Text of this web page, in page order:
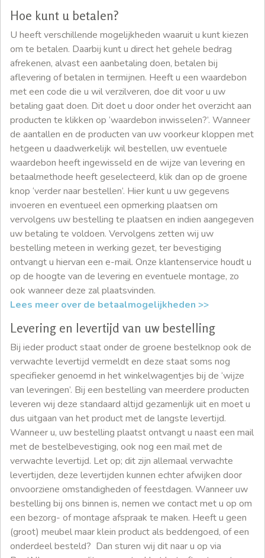
Hoe kunt u betalen?
U heeft verschillende mogelijkheden waaruit u kunt kiezen
om te betalen. Daarbij kunt u direct het gehele bedrag
afrekenen, alvast een aanbetaling doen, betalen bij
aflevering of betalen in termijnen. Heeft u een waardebon
met een code die u wil verzilveren, doe dit voor u uw
betaling gaat doen. Dit doet u door onder het overzicht aan
producten te klikken op ‘waardebon inwisselen?’. Wanneer
de aantallen en de producten van uw voorkeur kloppen met
hetgeen u daadwerkelijk wil bestellen, uw eventuele
waardebon heeft ingewisseld en de wijze van levering en
betaalmethode heeft geselecteerd, klik dan op de groene
knop ‘verder naar bestellen’. Hier kunt u uw gegevens
invoeren en eventueel een opmerking plaatsen om
vervolgens uw bestelling te plaatsen en indien aangegeven
uw betaling te voldoen. Vervolgens zetten wij uw
bestelling meteen in werking gezet, ter bevestiging
ontvangt u hiervan een e-mail. Onze klantenservice houdt u
op de hoogte van de levering en eventuele montage, zo
ook wanneer deze zal plaatsvinden.
Lees meer over de betaalmogelijkheden >>
Levering en levertijd van uw bestelling
Bij ieder product staat onder de groene bestelknop ook de
verwachte levertijd vermeldt en deze staat soms nog
specifieker genoemd in het winkelwagentjes bij de ‘wijze
van leveringen’. Bij een bestelling van meerdere producten
leveren wij deze standaard altijd gezamenlijk uit en moet u
dus uitgaan van het product met de langste levertijd.
Wanneer u, uw bestelling plaatst ontvangt u naast een mail
met de bestelbevestiging, ook nog een mail met de
verwachte levertijd. Let op; dit zijn allemaal verwachte
levertijden, deze levertijden kunnen echter afwijken door
onvoorziene omstandigheden of feestdagen. Wanneer uw
bestelling bij ons binnen is, nemen we contact met u op om
een bezorg- of montage afspraak te maken. Heeft u geen
(groot) meubel maar klein product als beddengoed, of een
onderdeel besteld? Dan sturen wij dit naar u op via